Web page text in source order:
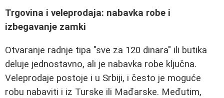
Trgovina i veleprodaja: nabavka robe i
izbegavanje zamki
Otvaranje radnje tipa "sve za 120 dinara" ili butika
deluje jednostavno, ali je nabavka robe ključna.
Veleprodaje postoje i u Srbiji, i često je moguće
robu nabaviti i iz Turske ili Mađarske. Međutim,